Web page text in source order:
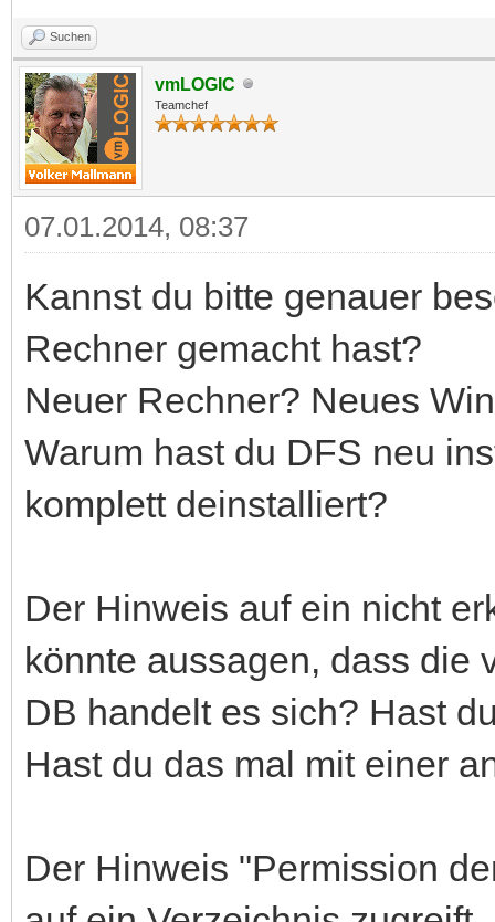
Suchen
vmLOGIC
Teamchef
07.01.2014, 08:37
Kannst du bitte genauer
Rechner gemacht hast?
Neuer Rechner? Neues
Warum hast du DFS neu
komplett deinstalliert?
Der Hinweis auf ein nicht
könnte aussagen, dass die
DB handelt es sich? Hast
Hast du das mal mit einer
Der Hinweis "Permission